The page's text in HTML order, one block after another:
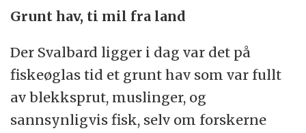
Grunt hav, ti mil fra land
Der Svalbard ligger i dag var det på
fiskeøglas tid et grunt hav som var fullt
av blekksprut, muslinger, og
sannsynligvis fisk, selv om forskerne